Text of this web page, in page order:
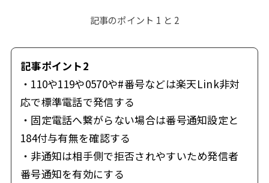
記事のポイント 1 と 2
記事ポイント2
・110や119や0570や#番号などは楽天Link非対
応で標準電話で発信する
・固定電話へ繋がらない場合は番号通知設定と
184付与有無を確認する
・非通知は相手側で拒否されやすいため発信者
番号通知を有効にする